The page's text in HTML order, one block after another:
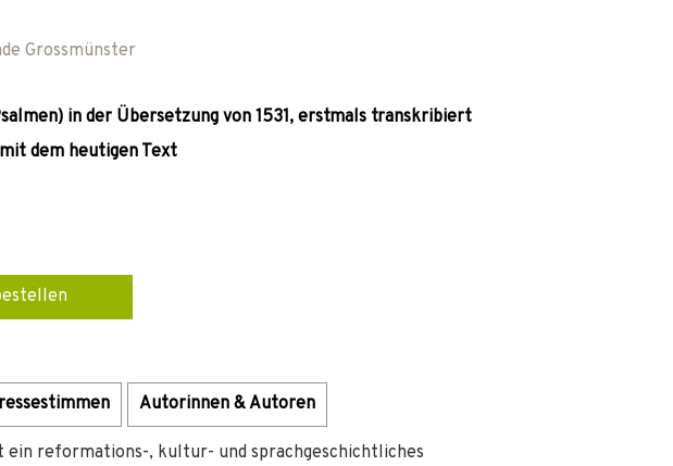
Grossmünster
in der Übersetzung von 1531, erstmals transkribiert
dem heutigen Text
Autorinnen & Autoren
ein reformations-, kultur- und sprachgeschichtliches